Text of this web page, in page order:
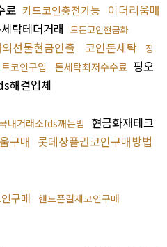
료 카드코인충전가능
이더리움매
탁테더거래 모든코인현금화
선물현금인출 코인돈세탁
장
코인구입 돈세탁최저수수료 핑오
해결업체
내거래소fds깨는법 현금화재테크
구매 롯데상품권코인구매방법
구매 핸드폰결제코인구매